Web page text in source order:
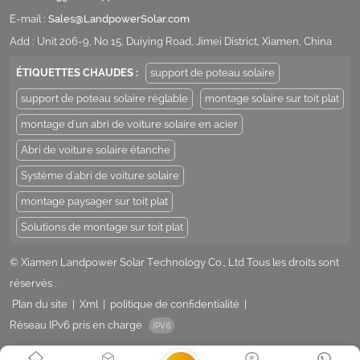
E-mail : Sales@LandpowerSolar.com
Add : Unit 206-9, No 15, Duiying Road, Jimei District, Xiamen, China
ÉTIQUETTES CHAUDES : support de poteau solaire
support de poteau solaire réglable montage solaire sur toit plat
montage d'un abri de voiture solaire en acier
Abri de voiture solaire étanche
Système d'abri de voiture solaire
montage paysager sur toit plat
Solutions de montage sur toit plat
© Xiamen Landpower Solar Technology Co., Ltd Tous les droits sont
réservés .
Plan du site
Xml politique de confidentialité
Réseau IPv6 pris en charge